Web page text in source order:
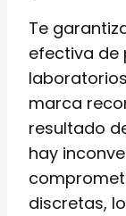
Te
efectiva de
marca
resultado
hay
discretas,